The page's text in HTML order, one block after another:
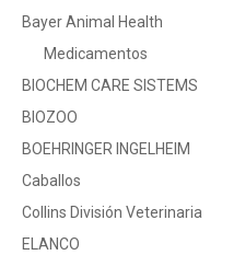
Bayer Animal Health
Medicamentos
BIOCHEM CARE SISTEMS
BIOZOO
BOEHRINGER INGELHEIM
Caballos
Collins División Veterinaria
ELANCO